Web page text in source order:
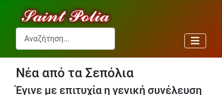
Αναζήτηση...
Νέα από τα Σεπόλια
Έγινε με επιτυχία η γενική συνέλευση